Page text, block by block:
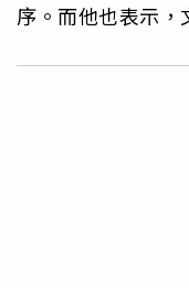
序。而他也表示，